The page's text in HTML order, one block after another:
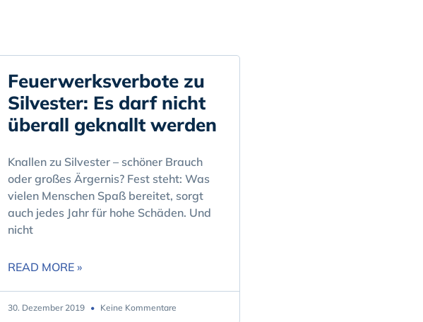
Feuerwerksverbote zu
Silvester: Es darf nicht
überall geknallt werden
Knallen zu Silvester – schöner Brauch
oder großes Ärgernis? Fest steht: Was
vielen Menschen Spaß bereitet, sorgt
auch jedes Jahr für hohe Schäden. Und
nicht
READ MORE »
30. Dezember 2019 Keine Kommentare